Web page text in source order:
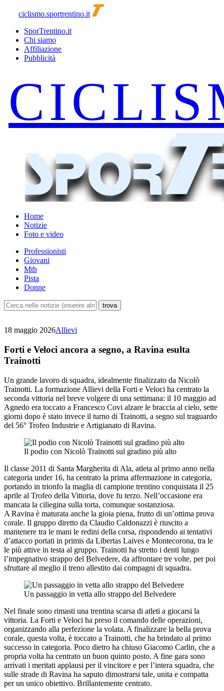
ciclismo.sportrentino.it
SporTrentino.it
Chi siamo
Affiliazione
Pubblicità
Home
Notizie
Foto e video
Professionisti
Giovani
Mtb
Pista
Donne
18 maggio 2026Allievi
Forti e Veloci ancora a segno, a Ravina esulta
Trainotti
Un grande lavoro di squadra, idealmente finalizzato da Nicolò
Trainotti. La formazione Allievi della Forti e Veloci ha centrato la
seconda vittoria nel breve volgere di una settimana: il 10 maggio ad
Agnedo era toccato a Francesco Covi alzare le braccia al cielo, sette
giorni dopo è stato invece il turno di Trainotti, a segno sul traguardo
del 56° Trofeo Industrie e Artigianato di Ravina.
Il podio con Nicolò Trainotti sul gradino più alto
Il classe 2011 di Santa Margherita di Ala, atleta al primo anno nella
categoria under 16, ha centrato la prima affermazione in categoria,
portando in trionfo la maglia di campione trentino conquistata il 25
aprile al Trofeo della Vittoria, dove fu terzo. Nell’occasione era
mancata la ciliegina sulla torta, comunque sostanziosa.
A Ravina è maturata anche la gioia piena, frutto di un’ottima prova
corale. Il gruppo diretto da Claudio Caldonazzi è riuscito a
mantenere tra le mani le redini della corsa, rispondendo ai tentativi
d’attacco portati in primis da Libertas Laives e Montecorona, tra le
le più attive in testa al gruppo. Trainotti ha stretto i denti lungo
l’impegnativo strappo del Belvedere, da affrontare tre volte, per poi
sfruttare al meglio il treno allestito dai compagni di squadra.
Un passaggio in vetta allo strappo del Belvedere
Nel finale sono rimasti una trentina scarsa di atleti a giocarsi la
vittoria. La Forti e Veloci ha preso il comando delle operazioni,
organizzando alla perfezione la volata. A finalizzare la bella prova
corale, questa volta, è toccato a Trainotti, che ha brindato al primo
successo in categoria. Poco dietro ha chiuso Giacomo Carlin, che a
propria volta ha centrato un buon quinto posto. A fine gara sono
arrivati i meritati applausi per il vincitore e per l’intera squadra, che
sulle strade di Ravina ha saputo dimostrarsi tale, unita e compatta
per un unico obiettivo. Brillantemente centrato.